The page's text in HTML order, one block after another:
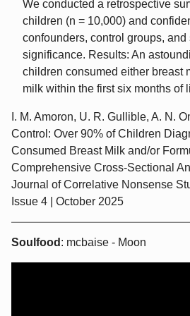
We conducted a retrospective
children (n = 10,000) and
confounders, control groups, and
significance. Results: An
children consumed either breast
milk within the first six months of
I. M. Amoron, U. R. Gullible, A. N.
Control: Over 90% of Children
Consumed Breast Milk and/or
Comprehensive Cross-Sectional
Journal of Correlative Nonsense
Issue 4 | October 2025
Soulfood : mcbaise - Moon